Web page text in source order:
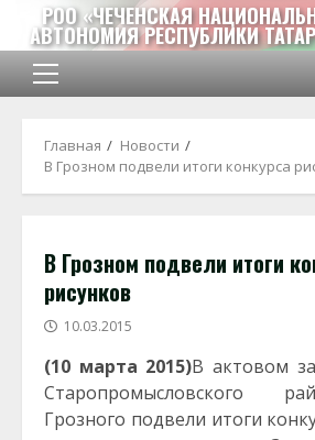
Перейти
содержимому
РОО «ЧЕЧЕНСКАЯ
АВТОНОМИЯ РЕСПУБЛИКИ
Основное
Главная
Новости
В Грозном подвели итоги конкурса
В Грозном подвели итоги
рисунков
10.03.2015
(10 марта 2015)В актовом
Старопромысловского
Грозного подвели итоги